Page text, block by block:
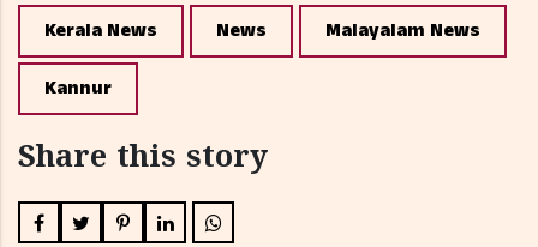
Kerala News News Malayalam News
Kannur
Share this story